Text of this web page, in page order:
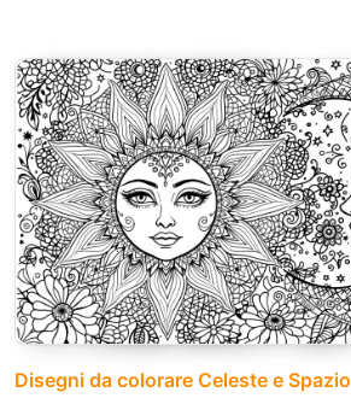
Disegni da colorare Celeste e Spazio